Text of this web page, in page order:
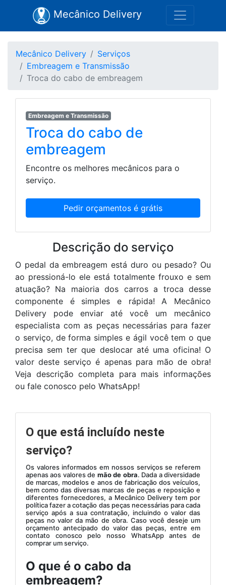
Mecânico Delivery
Mecânico Delivery
Serviços
Embreagem e Transmissão
Troca do cabo de embreagem
Embreagem e Transmissão
Troca do cabo de
embreagem
Encontre os melhores mecânicos para o
serviço.
Descrição do serviço
O pedal da embreagem está duro ou pesado? Ou
ao pressioná-lo ele está totalmente frouxo e sem
atuação? Na maioria dos carros a troca desse
componente é simples e rápida! A Mecânico
Delivery pode enviar até você um mecânico
especialista com as peças necessárias para fazer
o serviço, de forma simples e ágil você tem o que
precisa sem ter que deslocar até uma oficina! O
valor deste serviço é apenas para mão de obra!
Veja descrição completa para mais informações
ou fale conosco pelo WhatsApp!
O que está incluído neste
serviço?
Os valores informados em nossos serviços se referem
apenas aos valores de mão de obra. Dada a diversidade
de marcas, modelos e anos de fabricação dos veículos,
bem como das diversas marcas de peças e reposição e
diferentes fornecedores, a Mecânico Delivery tem por
política fazer a cotação das peças necessárias para cada
serviço após a sua contratação, incluindo o valor das
peças no valor da mão de obra. Caso você deseje um
orçamento antecipado do valor das peças, entre em
contato conosco pelo nosso WhatsApp antes de
comprar um serviço.
O que é o cabo da
embreagem?